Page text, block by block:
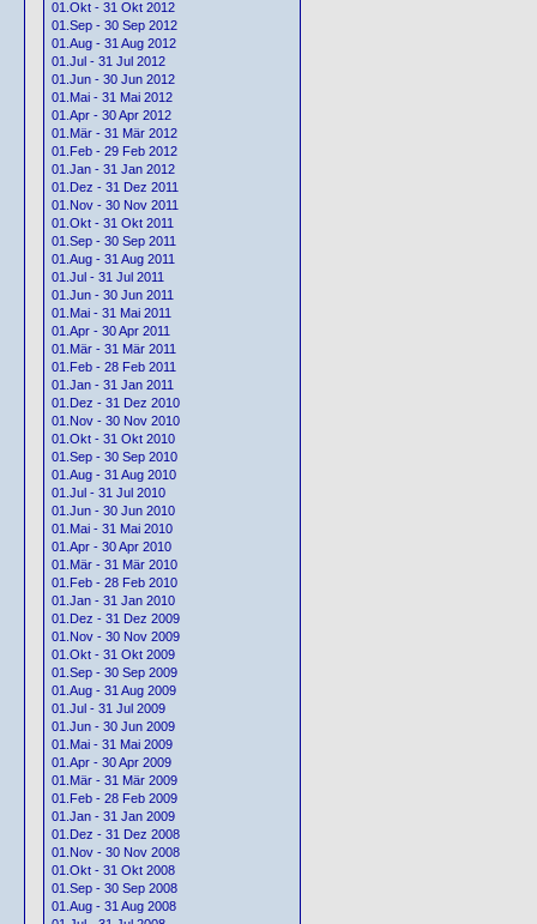
01.Okt - 31 Okt 2012
01.Sep - 30 Sep 2012
01.Aug - 31 Aug 2012
01.Jul - 31 Jul 2012
01.Jun - 30 Jun 2012
01.Mai - 31 Mai 2012
01.Apr - 30 Apr 2012
01.Mär - 31 Mär 2012
01.Feb - 29 Feb 2012
01.Jan - 31 Jan 2012
01.Dez - 31 Dez 2011
01.Nov - 30 Nov 2011
01.Okt - 31 Okt 2011
01.Sep - 30 Sep 2011
01.Aug - 31 Aug 2011
01.Jul - 31 Jul 2011
01.Jun - 30 Jun 2011
01.Mai - 31 Mai 2011
01.Apr - 30 Apr 2011
01.Mär - 31 Mär 2011
01.Feb - 28 Feb 2011
01.Jan - 31 Jan 2011
01.Dez - 31 Dez 2010
01.Nov - 30 Nov 2010
01.Okt - 31 Okt 2010
01.Sep - 30 Sep 2010
01.Aug - 31 Aug 2010
01.Jul - 31 Jul 2010
01.Jun - 30 Jun 2010
01.Mai - 31 Mai 2010
01.Apr - 30 Apr 2010
01.Mär - 31 Mär 2010
01.Feb - 28 Feb 2010
01.Jan - 31 Jan 2010
01.Dez - 31 Dez 2009
01.Nov - 30 Nov 2009
01.Okt - 31 Okt 2009
01.Sep - 30 Sep 2009
01.Aug - 31 Aug 2009
01.Jul - 31 Jul 2009
01.Jun - 30 Jun 2009
01.Mai - 31 Mai 2009
01.Apr - 30 Apr 2009
01.Mär - 31 Mär 2009
01.Feb - 28 Feb 2009
01.Jan - 31 Jan 2009
01.Dez - 31 Dez 2008
01.Nov - 30 Nov 2008
01.Okt - 31 Okt 2008
01.Sep - 30 Sep 2008
01.Aug - 31 Aug 2008